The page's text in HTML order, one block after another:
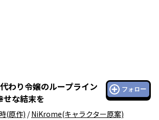
わり令嬢のループライン
せな結末を
フォロー
(原作) /NiKrome(キャラクター原案)